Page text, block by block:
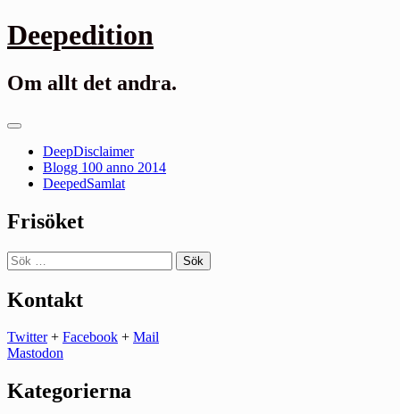
Gå
till
Deepedition
Om allt det andra.
Primär
DeepDisclaimer
Blogg 100 anno 2014
DeepedSamlat
Frisöket
Sök
efter:
Kontakt
Twitter+ Facebook + Mail
Mastodon
Kategorierna